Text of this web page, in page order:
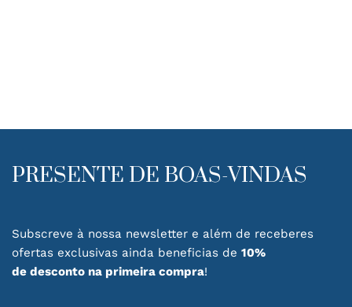
PRESENTE DE BOAS-VINDAS
Subscreve à nossa newsletter e além de receberes
ofertas exclusivas ainda beneficias de 10%
de desconto na primeira compra!